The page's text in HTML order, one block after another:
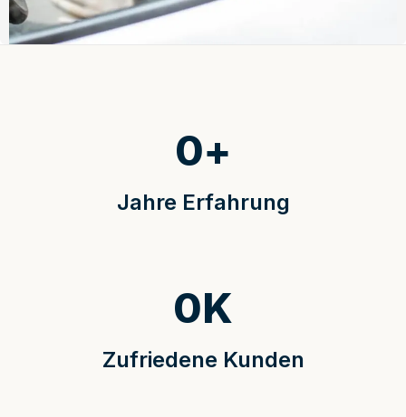
Jahre Erfahrung
0+
Zufriedene Kunden
0K